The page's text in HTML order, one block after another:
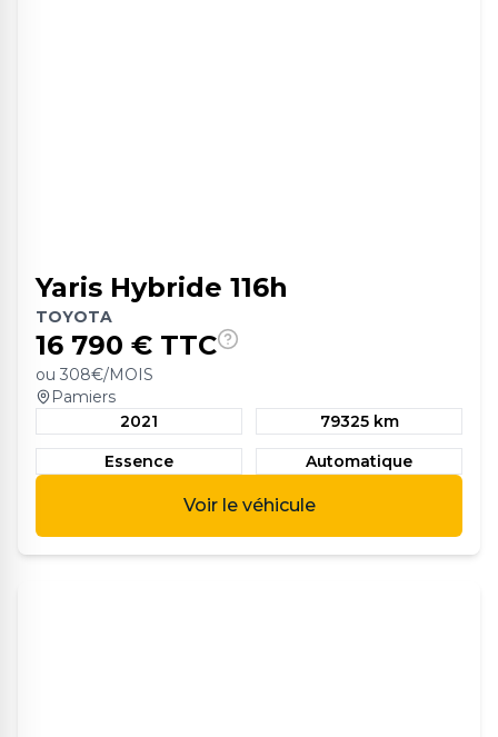
Yaris Hybride 116h
TOYOTA
16 790 € TTC
ou 308€/MOIS
Pamiers
2021
79325 km
Essence
Automatique
Voir le véhicule